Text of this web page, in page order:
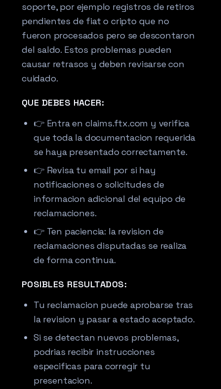
soporte, por ejemplo registros de retiros
pendientes de fiat o cripto que no
fueron procesados pero se descontaron
del saldo. Estos problemas pueden
causar retrasos y deben revisarse con
cuidado.
QUE DEBES HACER:
👉 Entra en claims.ftx.com y verifica
que toda la documentacion requerida
se haya presentado correctamente.
👉 Revisa tu email por si hay
notificaciones o solicitudes de
informacion adicional del equipo de
reclamaciones.
👉 Ten paciencia: la revision de
reclamaciones disputadas se realiza
de forma continua.
POSIBLES RESULTADOS:
Tu reclamacion puede aprobarse tras
la revision y pasar a estado aceptado.
Si se detectan nuevos problemas,
podrias recibir instrucciones
especificas para corregir tu
presentacion.